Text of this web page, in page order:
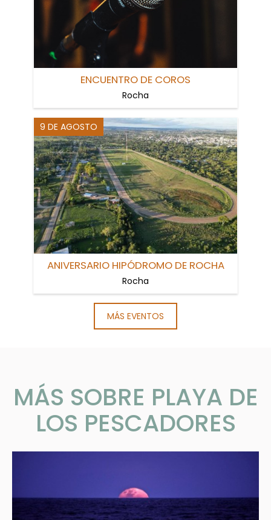
ENCUENTRO DE COROS
Rocha
9 DE AGOSTO
ANIVERSARIO HIPÓDROMO DE ROCHA
Rocha
MÁS EVENTOS
MÁS SOBRE PLAYA DE
LOS PESCADORES